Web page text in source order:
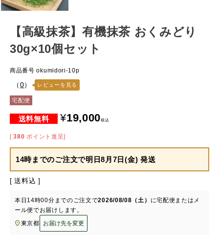
【高級抹茶】有機抹茶 おくみどり
30g×10個セット
商品番号 okumidori-10p
（0） レビューを見る
宅配便
¥19,000税込
[ 380 ポイント進呈]
14時までのご注文で明日8月7日(金) 発送
送料込
本日 14時00分 までのご注文で2026/08/08（土） に宅配便またはメ
ール便でお届けします。
東京都
お届け先を変更